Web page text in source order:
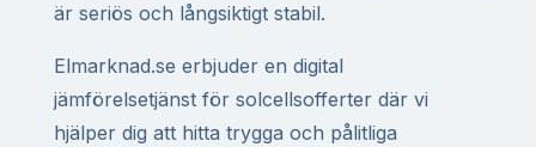
är seriös och långsiktigt stabil.
Elmarknad.se erbjuder en digital
jämförelsetjänst för solcellsofferter där vi
hjälper dig att hitta trygga och pålitliga